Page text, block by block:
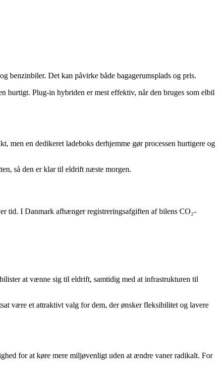
benzinbiler. Det kan påvirke både bagagerumsplads og pris.
Plug-in hybriden er mest effektiv, når den bruges som elbil
men en dedikeret ladeboks derhjemme gør processen hurtigere og
så den er klar til eldrift næste morgen.
tid. I Danmark afhænger registreringsafgiften af bilens CO₂-
at vænne sig til eldrift, samtidig med at infrastrukturen til
være et attraktivt valg for dem, der ønsker fleksibilitet og lavere
for at køre mere miljøvenligt uden at ændre vaner radikalt. For